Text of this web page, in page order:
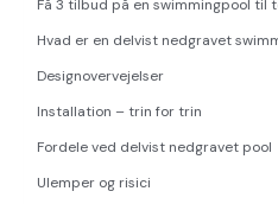
Få 3 tilbud på en swimmingpool til
Hvad er en delvist nedgravet
Designovervejelser
Installation – trin for trin
Fordele ved delvist nedgravet pool
Ulemper og risici